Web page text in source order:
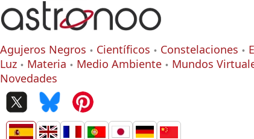
Agujeros Negros Científicos Constelaciones
Luz
Materia Medio Ambiente Mundos
Novedades